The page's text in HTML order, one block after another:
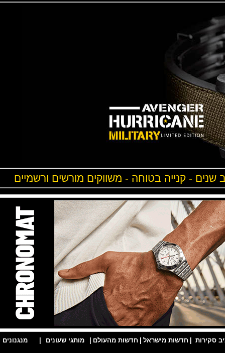
- קנייה בטוחה - משווקים מורשים ורשמיים
| חדשות מישראל | חדשות מהעולם | מותגי שעונים | מנגנונים |